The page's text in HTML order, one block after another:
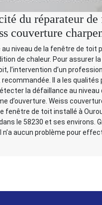
du réparateur de
couverture
au niveau de la fenêtre de toit
de chaleur. Pour assurer
l’intervention d’un
Il a les qualités
la défaillance au
d’ouverture. Weiss
fenêtre de toit installé à
le 58230 et ses environs.
n’a aucun problème pour